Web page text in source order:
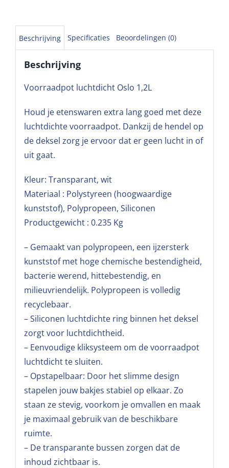
Beschrijving Specificaties Beoordelingen (0)
Beschrijving
Voorraadpot luchtdicht Oslo 1,2L
Houd je etenswaren extra lang goed met deze
luchtdichte voorraadpot. Dankzij de hendel op
de deksel zorg je ervoor dat er geen lucht in of
uit gaat.
Kleur: Transparant, wit
Materiaal : Polystyreen (hoogwaardige
kunststof), Polypropeen, Siliconen
Productgewicht : 0.235 Kg
– Gemaakt van polypropeen, een ijzersterk
kunststof met hoge chemische bestendigheid,
bacterie werend, hittebestendig, en
milieuvriendelijk. Polypropeen is volledig
recyclebaar.
– Siliconen luchtdichte ring binnen het deksel
zorgt voor luchtdichtheid.
– Eenvoudige kliksysteem om de voorraadpot
luchtdicht te sluiten.
– Opstapelbaar: Door het slimme design
stapelen jouw bakjes stabiel op elkaar. Zo
staan ze stevig, voorkom je omvallen en maak
je maximaal gebruik van de beschikbare
ruimte.
– De transparante bussen zorgen dat de
inhoud zichtbaar is.